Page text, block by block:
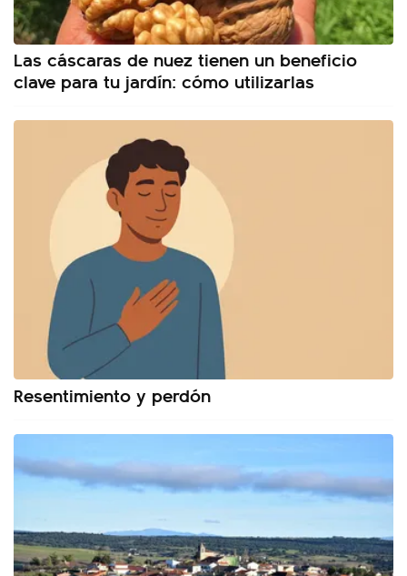
Las cáscaras de nuez tienen un beneficio
clave para tu jardín: cómo utilizarlas
Resentimiento y perdón